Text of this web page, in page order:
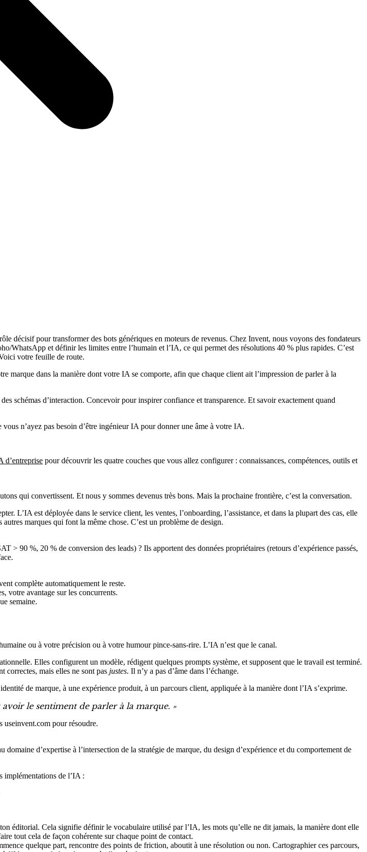
décisif pour transformer des bots génériques en moteurs de revenus. Chez Invent, nous voyons des fondateurs
WhatsApp et définir les limites entre l’humain et l’IA, ce qui permet des résolutions 40 % plus rapides. C’est
votre feuille de route.
dans la manière dont votre IA se comporte, afin que chaque client ait l’impression de parler à la
schémas d’interaction. Concevoir pour inspirer confiance et transparence. Et savoir exactement quand
n’ayez pas besoin d’être ingénieur IA pour donner une âme à votre IA.
d’entreprise pour découvrir les quatre couches que vous allez configurer : connaissances, compétences, outils et
qui convertissent. Et nous y sommes devenus très bons. Mais la prochaine frontière, c’est la conversation.
L’IA est déployée dans le service client, les ventes, l’onboarding, l’assistance, et dans la plupart des cas, elle
marques qui font la même chose. C’est un problème de design.
> 90 %, 20 % de conversion des leads) ? Ils apportent des données propriétaires (retours d’expérience passés,
complète automatiquement le reste.
votre avantage sur les concurrents.
semaine.
ou à votre précision ou à votre humour pince-sans-rire. L’IA n’est que le canal.
Elles configurent un modèle, rédigent quelques prompts système, et supposent que le travail est terminé.
correctes, mais elles ne sont pas justes. Il n’y a pas d’âme dans l’échange.
de marque, à une expérience produit, à un parcours client, appliquée à la manière dont l’IA s’exprime.
le sentiment de parler à la marque. »
useinvent.com pour résoudre.
d’expertise à l’intersection de la stratégie de marque, du design d’expérience et du comportement de
implémentations de l’IA :
éditorial. Cela signifie définir le vocabulaire utilisé par l’IA, les mots qu’elle ne dit jamais, la manière dont elle
tout cela de façon cohérente sur chaque point de contact.
quelque part, rencontre des points de friction, aboutit à une résolution ou non. Cartographier ces parcours,